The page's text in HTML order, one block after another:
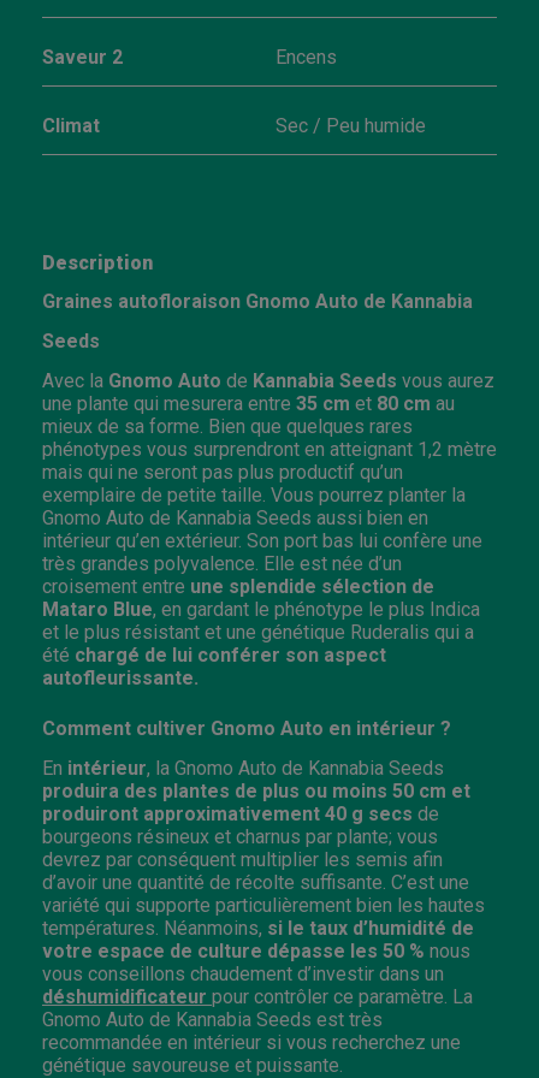
Saveur 2 Encens
Climat Sec / Peu humide
Description
Graines autofloraison Gnomo Auto de Kannabia
Seeds
Avec la Gnomo Auto de Kannabia Seeds vous aurez
une plante qui mesurera entre 35 cm et 80 cm au
mieux de sa forme. Bien que quelques rares
phénotypes vous surprendront en atteignant 1,2 mètre
mais qui ne seront pas plus productif qu’un
exemplaire de petite taille. Vous pourrez planter la
Gnomo Auto de Kannabia Seeds aussi bien en
intérieur qu’en extérieur. Son port bas lui confère une
très grandes polyvalence. Elle est née d’un
croisement entre une splendide sélection de
Mataro Blue, en gardant le phénotype le plus Indica
et le plus résistant et une génétique Ruderalis qui a
été chargé de lui conférer son aspect
autofleurissante.
Comment cultiver Gnomo Auto en intérieur ?
En intérieur, la Gnomo Auto de Kannabia Seeds
produira des plantes de plus ou moins 50 cm et
produiront approximativement 40 g secs de
bourgeons résineux et charnus par plante; vous
devrez par conséquent multiplier les semis afin
d’avoir une quantité de récolte suffisante. C’est une
variété qui supporte particulièrement bien les hautes
températures. Néanmoins, si le taux d’humidité de
votre espace de culture dépasse les 50 % nous
vous conseillons chaudement d’investir dans un
déshumidificateur pour contrôler ce paramètre. La
Gnomo Auto de Kannabia Seeds est très
recommandée en intérieur si vous recherchez une
génétique savoureuse et puissante.